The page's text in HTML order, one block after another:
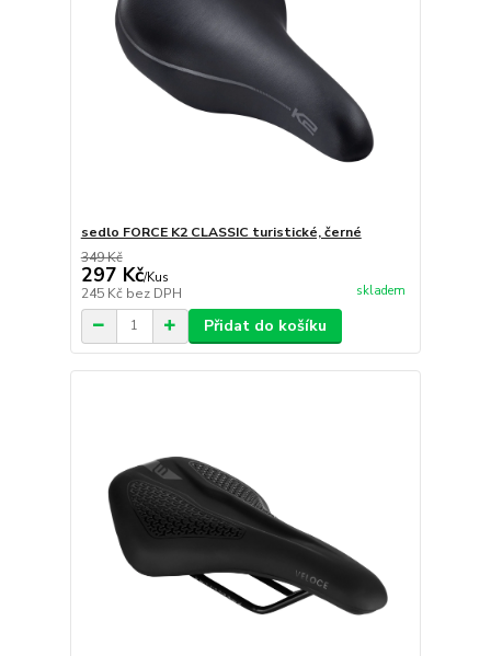
sedlo FORCE K2 CLASSIC turistické, černé
349 Kč
297 Kč/Kus
245 Kč bez DPH skladem
Přidat do košíku